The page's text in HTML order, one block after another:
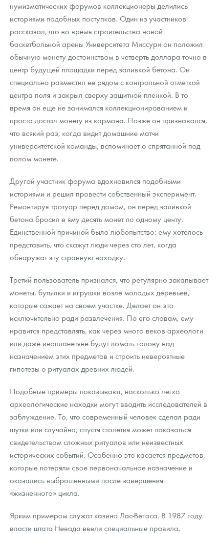
нумизматических форумов коллекционеры делились
историями подобных поступков. Один из участников
рассказал, что во время строительства новой
баскетбольной арены Университета Миссури он положил
обычную монету достоинством в четверть доллара точно в
центр будущей площадки перед заливкой бетона. Он
специально разместил ее рядом с контрольной отметкой
центра поля и закрыл сверху защитной пленкой. В то
время он еще не занимался коллекционированием и
просто достал монету из кармана. Позже он признавался,
что всякий раз, когда видит домашние матчи
университетской команды, вспоминает о спрятанной под
полом монете.
Другой участник форума вдохновился подобными
историями и решил провести собственный эксперимент.
Ремонтируя тротуар перед домом, он перед заливкой
бетона бросил в яму десять монет по одному центу.
Единственной причиной было любопытство: ему хотелось
представить, что скажут люди через сто лет, когда
обнаружат эту странную находку.
Третий пользователь признался, что регулярно закапывает
монеты, бутылки и игрушки возле молодых деревьев,
которые сажает на своем участке. Делает он это
исключительно ради развлечения. По его словам, ему
нравится представлять, как через много веков археологи
или даже инопланетяне будут ломать голову над
назначением этих предметов и строить невероятные
гипотезы о ритуалах древних людей.
Подобные примеры показывают, насколько легко
археологические находки могут вводить исследователей в
заблуждение. То, что современный человек сделал ради
шутки или случайно, спустя столетия может показаться
свидетельством сложных ритуалов или неизвестных
исторических событий. Особенно это касается предметов,
которые потеряли свое первоначальное назначение и
оказались выброшенными после завершения
«жизненного» цикла.
Ярким примером служат казино Лас-Вегаса. В 1987 году
власти штата Невада ввели специальные правила,